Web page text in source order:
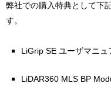
弊社での購入特典として下
す。
LiGrip SE ユーザマニュ
LiDAR360 MLS BP